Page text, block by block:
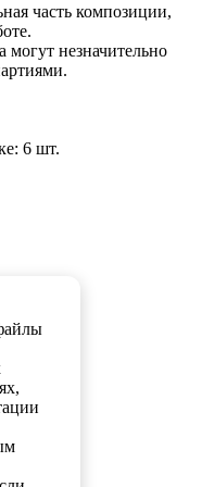
часть композиции,
незначительно
6 шт.